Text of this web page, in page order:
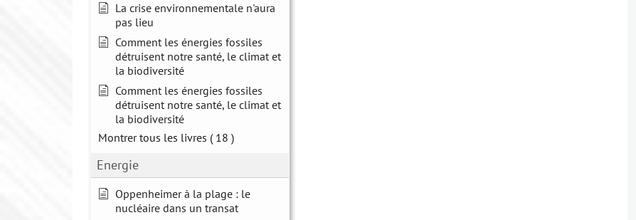
La crise environnementale n'aura
pas lieu
Comment les énergies fossiles
détruisent notre santé, le climat et
la biodiversité
Comment les énergies fossiles
détruisent notre santé, le climat et
la biodiversité
Montrer tous les livres ( 18 )
Energie
Oppenheimer à la plage : le
nucléaire dans un transat